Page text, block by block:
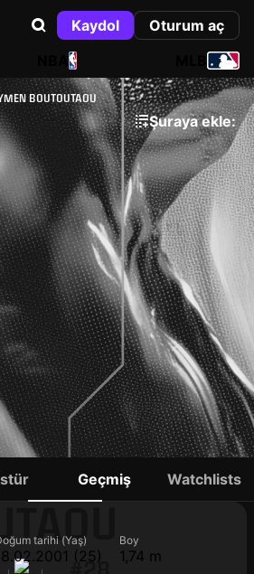
Kaydol
Oturum aç
NBA
BOUTOUTAOU
Şuraya ekle:
#28
Geçmiş Watchlists
tarihi (Yaş)
(25)
Boy
1,74 m